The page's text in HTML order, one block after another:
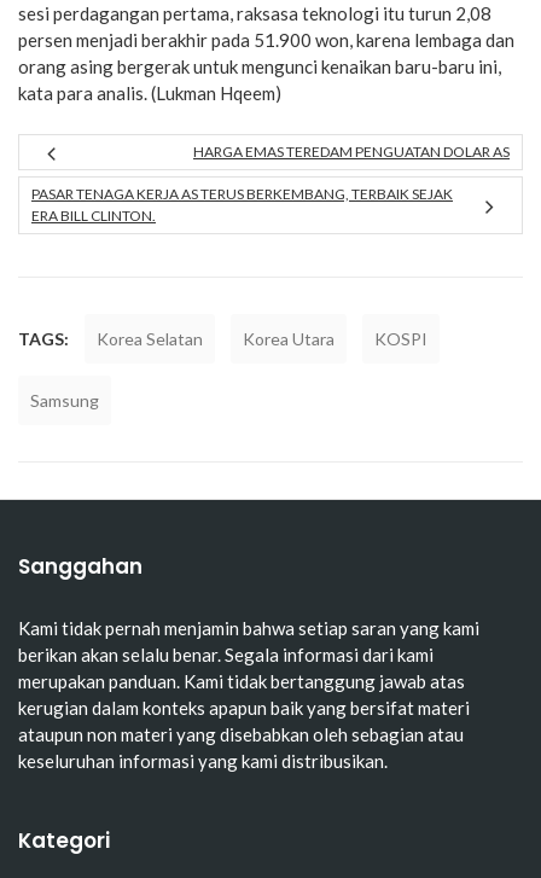
sesi perdagangan pertama, raksasa teknologi itu turun 2,08
persen menjadi berakhir pada 51.900 won, karena lembaga dan
orang asing bergerak untuk mengunci kenaikan baru-baru ini,
kata para analis. (Lukman Hqeem)
HARGA EMAS TEREDAM PENGUATAN DOLAR AS
PASAR TENAGA KERJA AS TERUS BERKEMBANG, TERBAIK SEJAK
ERA BILL CLINTON.
TAGS: Korea Selatan Korea Utara KOSPI
Samsung
Sanggahan
Kami tidak pernah menjamin bahwa setiap saran yang kami
berikan akan selalu benar. Segala informasi dari kami
merupakan panduan. Kami tidak bertanggung jawab atas
kerugian dalam konteks apapun baik yang bersifat materi
ataupun non materi yang disebabkan oleh sebagian atau
keseluruhan informasi yang kami distribusikan.
Kategori